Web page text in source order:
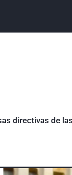
directivas de